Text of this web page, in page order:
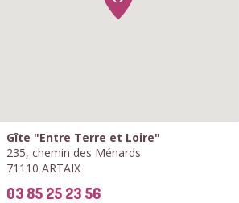
Gîte "Entre Terre et Loire"
235, chemin des Ménards
71110 ARTAIX
03 85 25 23 56